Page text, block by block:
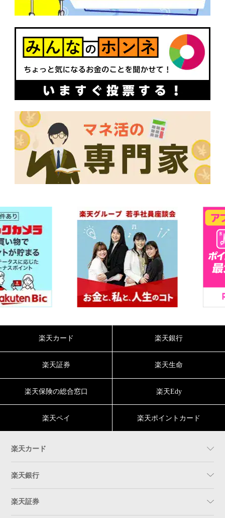
楽天カード 楽天銀行
楽天証券 楽天生命
楽天保険の総合窓口 楽天Edy
楽天ペイ 楽天ポイントカード
楽天カード
楽天銀行
楽天証券